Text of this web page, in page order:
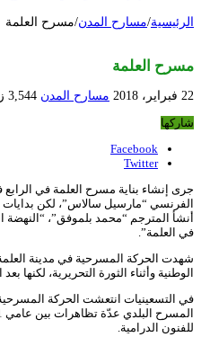
الرئيسية/مسارح المدن/مسرح العلمة
مسرح العلمة
22 فبراير، 2018 مسارح المدن 3,544 زيارة
شاركها
Facebook
Twitter
أنشأ المترجم “محمد بلموفق”، “النهضة
في العلمة”.
شهدت الحركة المسرحية في مدينة
الوطنية وأثناء الثورة التحريرية، لكنها
في التسعينيات انتعشت الحركة
للفنون الدرامية.